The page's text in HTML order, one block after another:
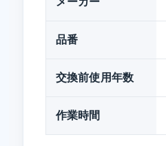
品番
交換前使用年数
作業時間